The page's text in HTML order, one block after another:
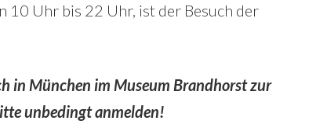
10 Uhr bis 22 Uhr, ist der Besuch der
in München im Museum Brandhorst zur
unbedingt anmelden!